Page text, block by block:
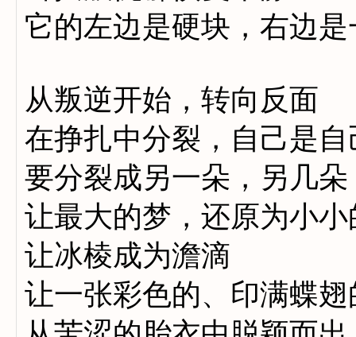
它的左边是硬块，右边
从叛逆开始，转向反面
在挣扎中分裂，自己是
要分裂成另一朵，另几
让最大的梦，还原为小小
让冰棱成为澹滴
让一张彩色的、印满蝶